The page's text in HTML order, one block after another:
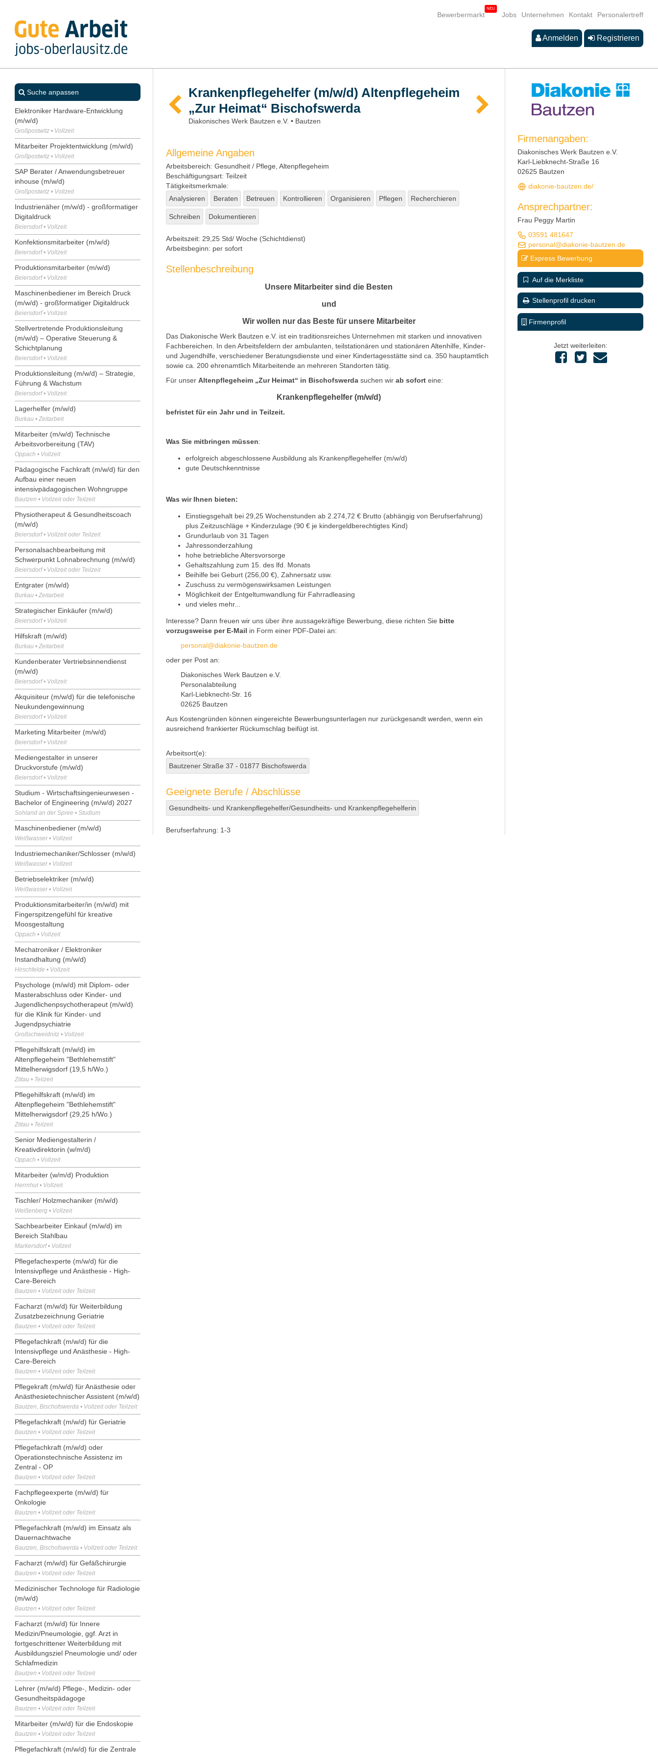
Bewerbermarkt Jobs Unternehmen Kontakt Personalertreff
Anmelden Registrieren
Suche anpassen
Elektroniker Hardware-Entwicklung
(m/w/d)
Großpostwitz • Vollzeit
Mitarbeiter Projektentwicklung (m/w/d)
Großpostwitz • Vollzeit
SAP Berater / Anwendungsbetreuer
inhouse (m/w/d)
Großpostwitz • Vollzeit
Industrienäher (m/w/d) - großformatiger
Digitaldruck
Beiersdorf • Vollzeit
Konfektionsmitarbeiter (m/w/d)
Beiersdorf • Vollzeit
Produktionsmitarbeiter (m/w/d)
Beiersdorf • Vollzeit
Maschinenbediener im Bereich Druck
(m/w/d) - großformatiger Digitaldruck
Beiersdorf • Vollzeit
Stellvertretende Produktionsleitung
(m/w/d) – Operative Steuerung &
Schichtplanung
Beiersdorf • Vollzeit
Produktionsleitung (m/w/d) – Strategie,
Führung & Wachstum
Beiersdorf • Vollzeit
Lagerhelfer (m/w/d)
Burkau • Zeitarbeit
Mitarbeiter (m/w/d) Technische
Arbeitsvorbereitung (TAV)
Oppach • Vollzeit
Pädagogische Fachkraft (m/w/d) für den
Aufbau einer neuen
intensivpädagogischen Wohngruppe
Bautzen • Vollzeit oder Teilzeit
Physiotherapeut & Gesundheitscoach
(m/w/d)
Beiersdorf • Vollzeit oder Teilzeit
Personalsachbearbeitung mit
Schwerpunkt Lohnabrechnung (m/w/d)
Beiersdorf • Vollzeit oder Teilzeit
Entgrater (m/w/d)
Burkau • Zeitarbeit
Strategischer Einkäufer (m/w/d)
Beiersdorf • Vollzeit
Hilfskraft (m/w/d)
Burkau • Zeitarbeit
Kundenberater Vertriebsinnendienst
(m/w/d)
Beiersdorf • Vollzeit
Akquisiteur (m/w/d) für die telefonische
Neukundengewinnung
Beiersdorf • Vollzeit
Marketing Mitarbeiter (m/w/d)
Beiersdorf • Vollzeit
Mediengestalter in unserer
Druckvorstufe (m/w/d)
Beiersdorf • Vollzeit
Studium - Wirtschaftsingenieurwesen -
Bachelor of Engineering (m/w/d) 2027
Sohland an der Spree • Studium
Maschinenbediener (m/w/d)
Weißwasser • Vollzeit
Industriemechaniker/Schlosser (m/w/d)
Weißwasser • Vollzeit
Betriebselektriker (m/w/d)
Weißwasser • Vollzeit
Produktionsmitarbeiter/in (m/w/d) mit
Fingerspitzengefühl für kreative
Moosgestaltung
Oppach • Vollzeit
Mechatroniker / Elektroniker
Instandhaltung (m/w/d)
Hirschfelde • Vollzeit
Psychologe (m/w/d) mit Diplom- oder
Masterabschluss oder Kinder- und
Jugendlichenpsychotherapeut (m/w/d)
für die Klinik für Kinder- und
Jugendpsychiatrie
Großschweidnitz • Vollzeit
Pflegehilfskraft (m/w/d) im
Altenpflegeheim "Bethlehemstift"
Mittelherwigsdorf (19,5 h/Wo.)
Zittau • Teilzeit
Pflegehilfskraft (m/w/d) im
Altenpflegeheim "Bethlehemstift"
Mittelherwigsdorf (29,25 h/Wo.)
Zittau • Teilzeit
Senior Mediengestalterin /
Kreativdirektorin (w/m/d)
Oppach • Vollzeit
Mitarbeiter (w/m/d) Produktion
Herrnhut • Vollzeit
Tischler/ Holzmechaniker (m/w/d)
Weißenberg • Vollzeit
Sachbearbeiter Einkauf (m/w/d) im
Bereich Stahlbau
Markersdorf • Vollzeit
Pflegefachexperte (m/w/d) für die
Intensivpflege und Anästhesie - High-
Care-Bereich
Bautzen • Vollzeit oder Teilzeit
Facharzt (m/w/d) für Weiterbildung
Zusatzbezeichnung Geriatrie
Bautzen • Vollzeit oder Teilzeit
Pflegefachkraft (m/w/d) für die
Intensivpflege und Anästhesie - High-
Care-Bereich
Bautzen • Vollzeit oder Teilzeit
Pflegekraft (m/w/d) für Anästhesie oder
Anästhesietechnischer Assistent (m/w/d)
Bautzen, Bischofswerda • Vollzeit oder Teilzeit
Pflegefachkraft (m/w/d) für Geriatrie
Bautzen • Vollzeit oder Teilzeit
Pflegefachkraft (m/w/d) oder
Operationstechnische Assistenz im
Zentral - OP
Bautzen • Vollzeit oder Teilzeit
Fachpflegeexperte (m/w/d) für
Onkologie
Bautzen • Vollzeit oder Teilzeit
Pflegefachkraft (m/w/d) im Einsatz als
Dauernachtwache
Bautzen, Bischofswerda • Vollzeit oder Teilzeit
Facharzt (m/w/d) für Gefäßchirurgie
Bautzen • Vollzeit oder Teilzeit
Medizinischer Technologe für Radiologie
(m/w/d)
Bautzen • Vollzeit oder Teilzeit
Facharzt (m/w/d) für Innere
Medizin/Pneumologie, ggf. Arzt in
fortgeschrittener Weiterbildung mit
Ausbildungsziel Pneumologie und/ oder
Schlafmedizin
Bautzen • Vollzeit oder Teilzeit
Lehrer (m/w/d) Pflege-, Medizin- oder
Gesundheitspädagoge
Bautzen • Vollzeit oder Teilzeit
Mitarbeiter (m/w/d) für die Endoskopie
Bautzen • Vollzeit oder Teilzeit
Pflegefachkraft (m/w/d) für die Zentrale
Krankenpflegehelfer (m/w/d) Altenpflegeheim
„Zur Heimat“ Bischofswerda
Diakonisches Werk Bautzen e.V. • Bautzen
Allgemeine Angaben
Arbeitsbereich: Gesundheit / Pflege , Altenpflegeheim
Beschäftigungsart: Teilzeit
Tätigkeitsmerkmale:
Analysieren
Beraten Betreuen Kontrollieren Organisieren Pflegen Recherchieren
Schreiben Dokumentieren
Arbeitszeit: 29,25 Std/ Woche (Schichtdienst)
Arbeitsbeginn: per sofort
Stellenbeschreibung
Unsere Mitarbeiter sind die Besten
und
Wir wollen nur das Beste für unsere Mitarbeiter
Das Diakonische Werk Bautzen e.V. ist ein traditionsreiches Unternehmen mit starken und innovativen
Fachbereichen. In den Arbeitsfeldern der ambulanten, teilstationären und stationären Altenhilfe, Kinder-
und Jugendhilfe, verschiedener Beratungsdienste und einer Kindertagesstätte sind ca. 350 hauptamtlich
sowie ca. 200 ehrenamtlich Mitarbeitende an mehreren Standorten tätig.
Für unserAltenpflegeheim „Zur Heimat“ in Bischofswerda suchen wir ab soforteine:
Krankenpflegehelfer (m/w/d)
befristet für ein Jahr und in Teilzeit.
Was Sie mitbringen müssen:
erfolgreich abgeschlossene Ausbildung als Krankenpflegehelfer (m/w/d)
gute Deutschkenntnisse
Was wir Ihnen bieten:
Einstiegsgehalt bei 29,25 Wochenstunden ab 2.274,72 € Brutto (abhängig von Berufserfahrung)
plus Zeitzuschläge + Kinderzulage (90 € je kindergeldberechtigtes Kind)
Grundurlaub von 31 Tagen
Jahressonderzahlung
hohe betriebliche Altersvorsorge
Gehaltszahlung zum 15. des lfd. Monats
Beihilfe bei Geburt (256,00 €), Zahnersatz usw.
Zuschuss zu vermögenswirksamen Leistungen
Möglichkeit der Entgeltumwandlung für Fahrradleasing
und vieles mehr...
Interesse? Dann freuen wir uns über ihre aussagekräftige Bewerbung, diese richten Sie bitte
vorzugsweise per E-Mail in Form einer PDF-Datei an:
personal@diakonie-bautzen.de
oder per Post an:
Diakonisches Werk Bautzen e.V.
Personalabteilung
Karl-Liebknecht-Str. 16
02625 Bautzen
Aus Kostengründen können eingereichte Bewerbungsunterlagen nur zurückgesandt werden, wenn ein
ausreichend frankierter Rückumschlag beifügt ist.
Arbeitsort(e):
Bautzener Straße 37 - 01877 Bischofswerda
Geeignete Berufe / Abschlüsse
Gesundheits- und Krankenpflegehelfer/Gesundheits- und Krankenpflegehelferin
Berufserfahrung: 1-3
Firmenangaben:
Diakonisches Werk Bautzen e.V.
Karl-Liebknecht-Straße 16
02625 Bautzen
diakonie-bautzen.de/
Ansprechpartner:
Frau Peggy Martin
03591 481647
personal@diakonie-bautzen.de
Express Bewerbung
Auf die Merkliste
Stellenprofil drucken
Firmenprofil
Jetzt weiterleiten: